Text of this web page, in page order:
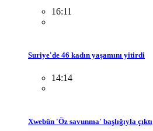
16:11
Suriye'de 46 kadın yaşamını yitirdi
14:14
Xwebûn 'Öz savunma' başlığıyla çıktı